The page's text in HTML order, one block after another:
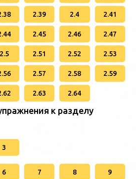
2.39 2.4 2.41
2.45 2.46 2.47
2.5 2.51 2.52 2.53
2.57 2.58 2.59
2.63 2.64
к разделу
3
6 7 8 9